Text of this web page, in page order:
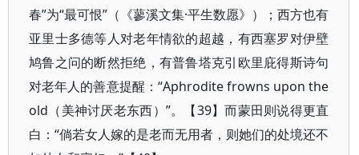
春”为“最可恨”（《蓼溪文集·平生数愿》）；西方也有
亚里士多德等人对老年情欲的超越，有西塞罗对伊壁
鸠鲁之问的断然拒绝，有普鲁塔克引欧里庇得斯诗句
对老年人的善意提醒：“Aphrodite frowns upon the
old（美神讨厌老东西）”。【39】而蒙田则说得更直
白：“倘若女人嫁的是老而无用者，则她们的处境还不